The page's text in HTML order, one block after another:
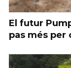
El futur
pas més